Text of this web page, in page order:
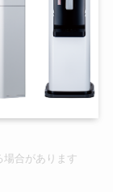
場合があります